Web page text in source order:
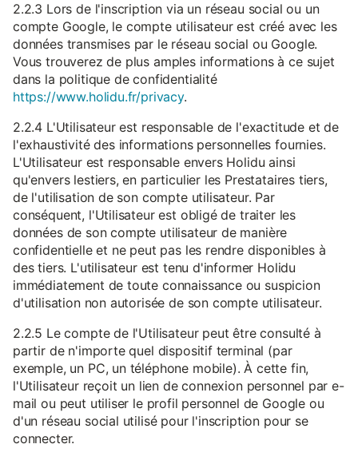
2.2.3 Lors de l'inscription via un réseau social ou un
compte Google, le compte utilisateur est créé avec les
données transmises par le réseau social ou Google.
Vous trouverez de plus amples informations à ce sujet
dans la politique de confidentialité
https://www.holidu.fr/privacy.
2.2.4 L'Utilisateur est responsable de l'exactitude et de
l'exhaustivité des informations personnelles fournies.
L'Utilisateur est responsable envers Holidu ainsi
qu'envers lestiers, en particulier les Prestataires tiers,
de l'utilisation de son compte utilisateur. Par
conséquent, l'Utilisateur est obligé de traiter les
données de son compte utilisateur de manière
confidentielle et ne peut pas les rendre disponibles à
des tiers. L'utilisateur est tenu d'informer Holidu
immédiatement de toute connaissance ou suspicion
d'utilisation non autorisée de son compte utilisateur.
2.2.5 Le compte de l'Utilisateur peut être consulté à
partir de n'importe quel dispositif terminal (par
exemple, un PC, un téléphone mobile). À cette fin,
l'Utilisateur reçoit un lien de connexion personnel par e-
mail ou peut utiliser le profil personnel de Google ou
d'un réseau social utilisé pour l'inscription pour se
connecter.